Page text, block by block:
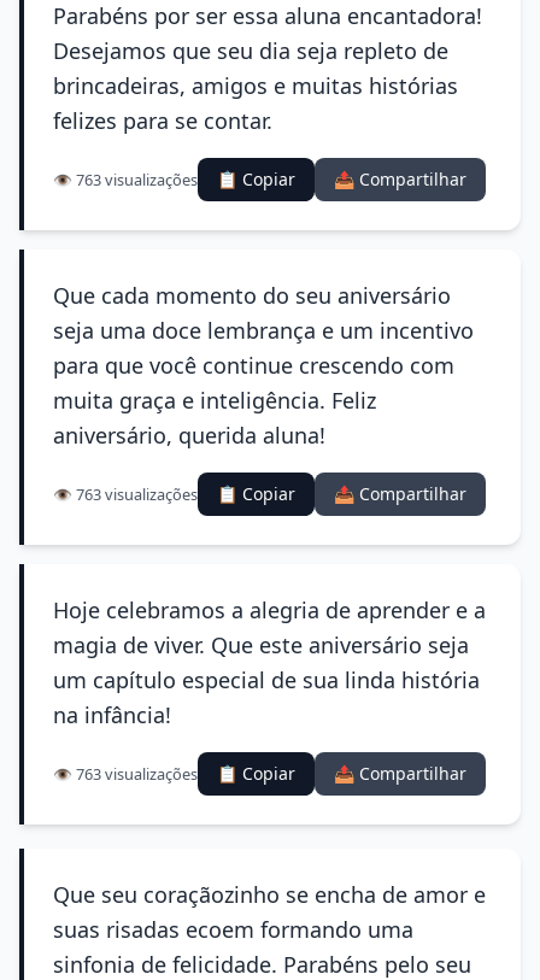
Parabéns por ser essa aluna encantadora!
Desejamos que seu dia seja repleto de
brincadeiras, amigos e muitas histórias
felizes para se contar.
👁️ 763 visualizações 📋 Copiar 📤 Compartilhar
Que cada momento do seu aniversário
seja uma doce lembrança e um incentivo
para que você continue crescendo com
muita graça e inteligência. Feliz
aniversário, querida aluna!
👁️ 763 visualizações 📋 Copiar 📤 Compartilhar
Hoje celebramos a alegria de aprender e a
magia de viver. Que este aniversário seja
um capítulo especial de sua linda história
na infância!
👁️ 763 visualizações 📋 Copiar 📤 Compartilhar
Que seu coraçãozinho se encha de amor e
suas risadas ecoem formando uma
sinfonia de felicidade. Parabéns pelo seu